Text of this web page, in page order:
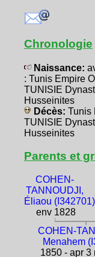
Chronologie
Naissance:
: Tunis Empire
TUNISIE
Husseinites
Décès: Tunis
TUNISIE
Husseinites
Parents et
COHEN-
TANNOUDJI,
Éliaou (I342701)
env 1828
COHEN-
Menahem
1850 - apr 3